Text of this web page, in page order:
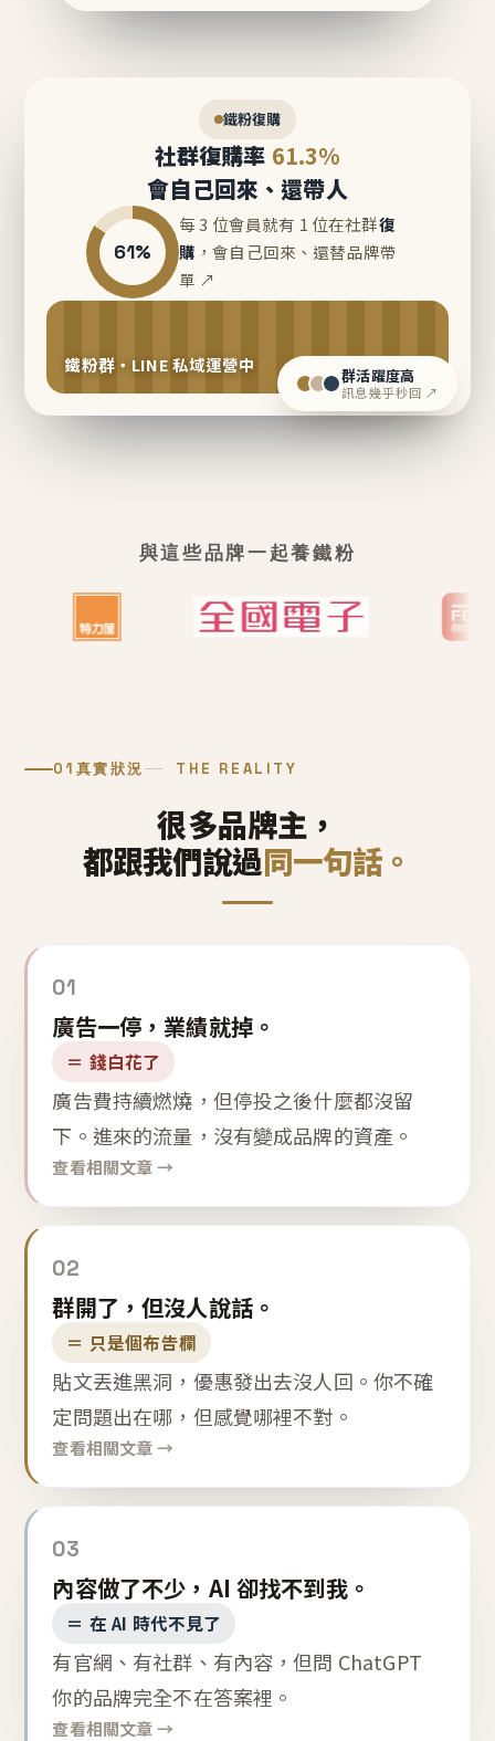
鐵粉復購
社群復購率 61.3%
會自己回來、還帶人
61%
每 3 位會員就有 1 位在社群復
購 ，會自己回來、還替品牌帶
單 ↗
鐵粉群・LINE 私域運營中 群活躍度高
訊息幾乎秒回 ↗
與這些品牌一起養鐵粉
01 真實狀況 THE REALITY
很多品牌主，
都跟我們說過同一句話。
01
廣告一停，業績就掉。
＝ 錢白花了
廣告費持續燃燒，但停投之後什麼都沒留
下。進來的流量，沒有變成品牌的資產。
查看相關文章 →
02
群開了，但沒人說話。
＝ 只是個布告欄
貼文丟進黑洞，優惠發出去沒人回。你不確
定問題出在哪，但感覺哪裡不對。
查看相關文章 →
03
內容做了不少，AI 卻找不到我。
＝ 在 AI 時代不見了
有官網、有社群、有內容，但問 ChatGPT
你的品牌完全不在答案裡。
查看相關文章 →